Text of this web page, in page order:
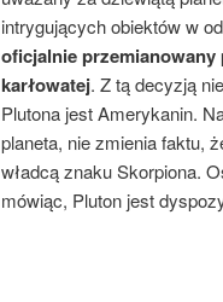
intrygujących obiektów w
oficjalnie
karłowatej. Z tą decyzją
Plutona jest Amerykanin.
planeta, nie zmienia faktu,
władcą znaku Skorpiona.
mówiąc, Pluton jest